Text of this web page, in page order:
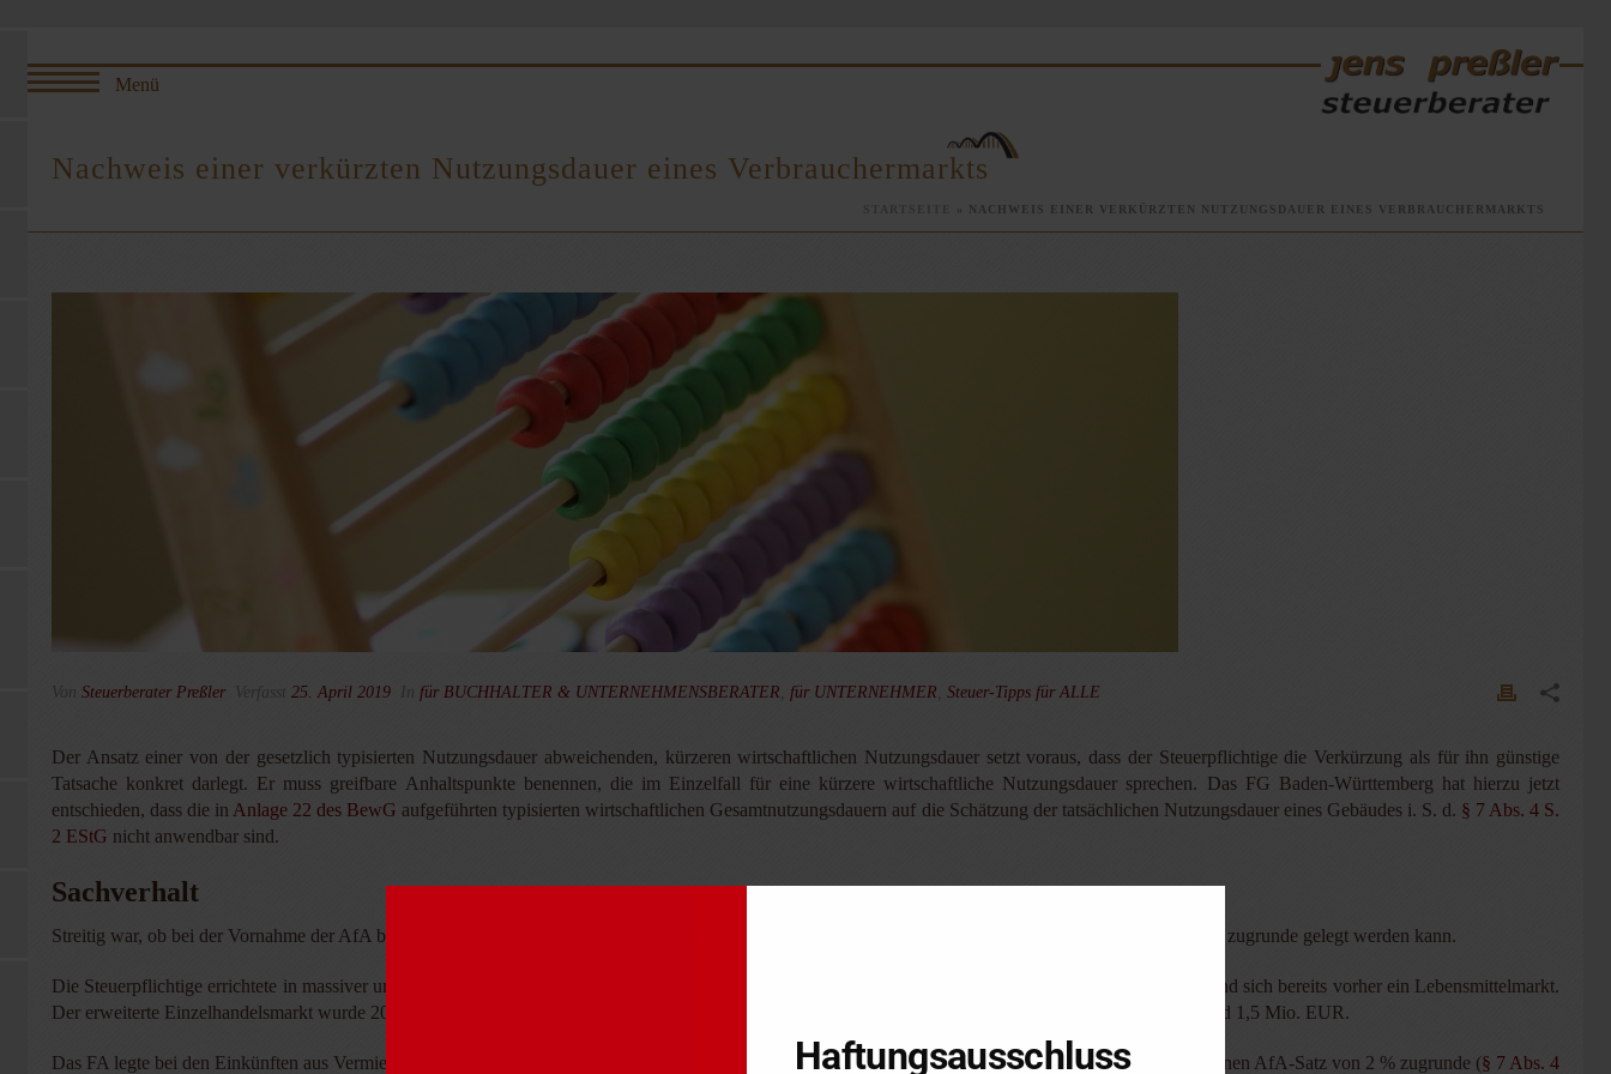
Nachweis einer verkürzten Nutzungsdauer eines Verbrauchermarkts
» NACHWEIS EINER VERKÜRZTEN NUTZUNGSDAUER EINES VERBRAUCHERMARKTS
Von Steuerberater Preßler Verfasst 25. April 2019 In für BUCHHALTER & UNTERNEHMENSBERATER für UNTERNEHMER Steuer-Tipps für ALLE
Der Ansatz einer von der gesetzlich typisierten Nutzungsdauer abweichenden, kürzeren wirtschaftlichen Nutzungsdauer setzt voraus, dass der Steuerpflichtige die Verkürzung als für ihn günstige
Tatsache konkret darlegt. Er muss greifbare Anhaltspunkte benennen, die im Einzelfall für eine kürzere wirtschaftliche Nutzungsdauer sprechen. Das FG Baden-Württemberg hat hierzu jetzt
entschieden, dass die in Anlage 22 des BewG aufgeführten typisierten wirtschaftlichen Gesamtnutzungsdauern auf die Schätzung der tatsächlichen Nutzungsdauer eines Gebäudes i. S. d. § 7 Abs. 4 S.
2 EStG nicht anwendbar sind.
Sachverhalt
Streitig war, ob bei der Vornahme der AfA bei einem Gebäude anstelle der gesetzlich typisierten Nutzungsdauer eine kürzere Nutzungsdauer von 30 Jahren zugrunde gelegt werden kann.
Die Steuerpflichtige errichtete in massiver und hochwertiger Bauweise einen eingeschossigen Anbau an ein mehrstöckiges Gebäude. Im Erdgeschoss befand sich bereits vorher ein Lebensmittelmarkt.
Der erweiterte Einzelhandelsmarkt wurde 2011 fertiggestellt. Die Herstellungskosten betrugen einschließlich nachträglicher Herstellungskosten in 2012 rund 1,5 Mio. EUR.
Das FA legte bei den Einkünften aus Vermietung und Verpachtung bei der Vornahme der AfA die gesetzlich typisierte Nutzungsdauer von 50 Jahren und einen AfA-Satz von 2 % zugrunde (§ 7 Abs. 4
Haftungsausschluss